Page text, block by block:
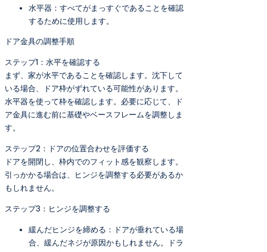
水平器：すべてがまっすぐであることを確認
するために使用します。
ドア金具の調整手順
ステップ1：水平を確認する
まず、家が水平であることを確認します。沈下して
いる場合、ドア枠がずれている可能性があります。
水平器を使って枠を確認します。必要に応じて、ド
ア金具に進む前に基礎やベースフレームを調整しま
す。
ステップ2：ドアの位置合わせを評価する
ドアを開閉し、枠内でのフィット感を観察します。
引っかかる場合は、ヒンジを調整する必要があるか
もしれません。
ステップ3：ヒンジを調整する
緩んだヒンジを締める：ドアが垂れている場
合、緩んだネジが原因かもしれません。ドラ